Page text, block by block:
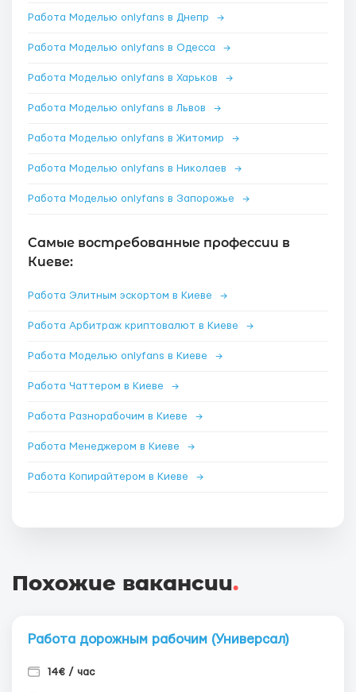
Работа Моделью onlyfans в Днепр →
Работа Моделью onlyfans в Одесса →
Работа Моделью onlyfans в Харьков →
Работа Моделью onlyfans в Львов →
Работа Моделью onlyfans в Житомир →
Работа Моделью onlyfans в Николаев →
Работа Моделью onlyfans в Запорожье →
Самые востребованные профессии в
Киеве:
Работа Элитным эскортом в Киеве →
Работа Арбитраж криптовалют в Киеве →
Работа Моделью onlyfans в Киеве →
Работа Чаттером в Киеве →
Работа Разнорабочим в Киеве →
Работа Менеджером в Киеве →
Работа Копирайтером в Киеве →
Похожие вакансии.
Работа дорожным рабочим (Универсал)
14€ / час